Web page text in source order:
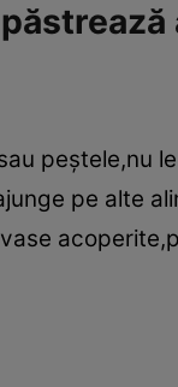
peştele,nu
pe alte